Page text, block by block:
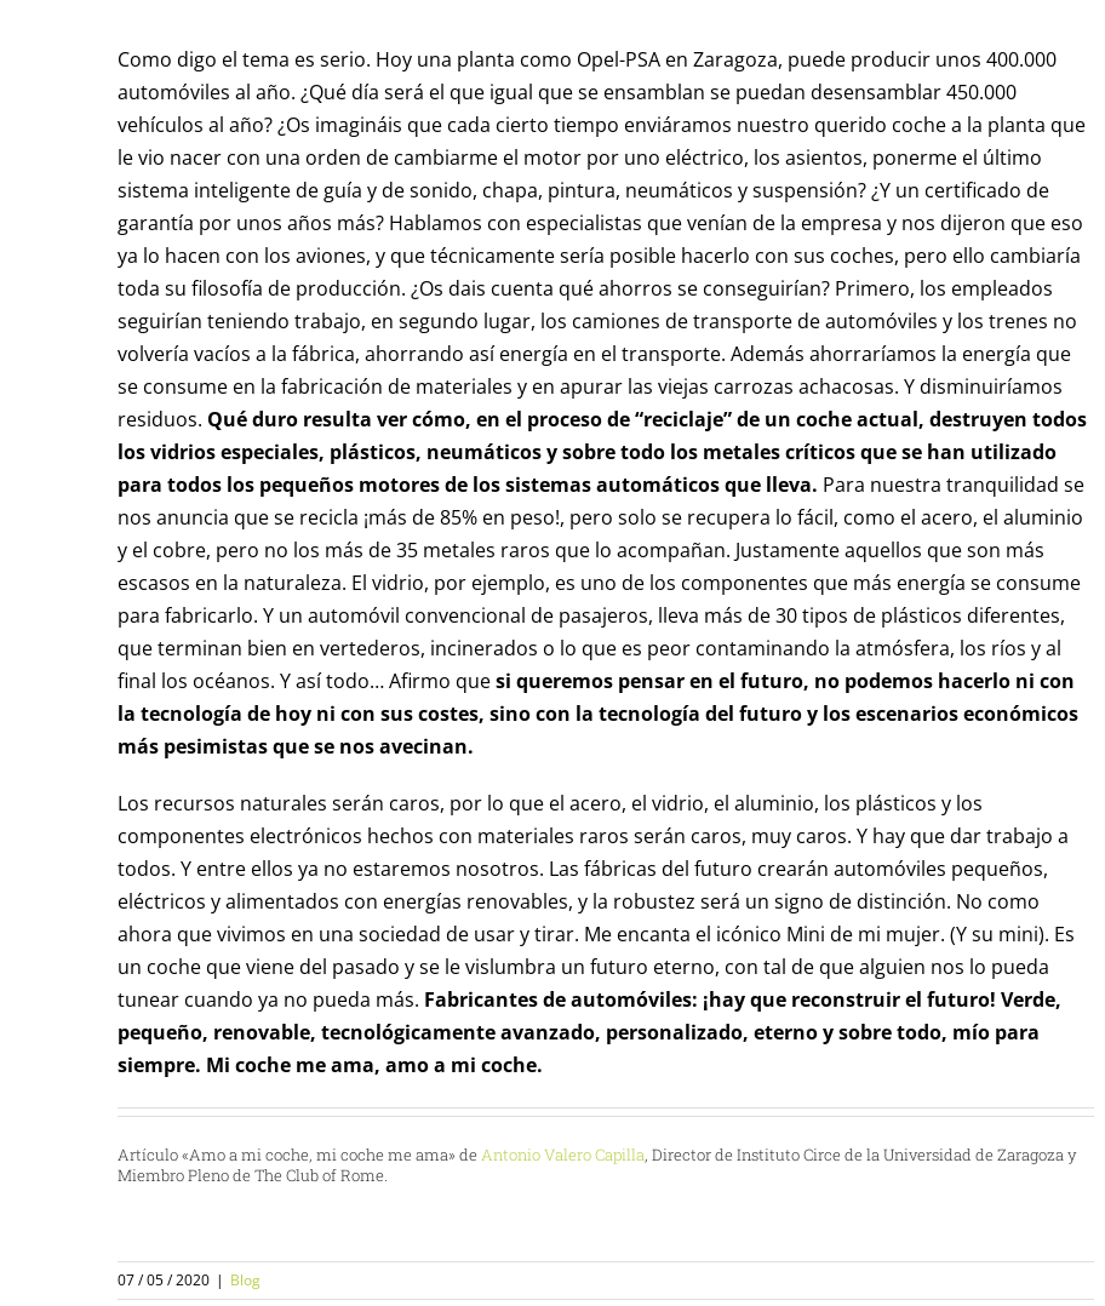
Como digo el tema es serio. Hoy una planta como Opel-PSA en Zaragoza, puede producir unos 400.000
automóviles al año. ¿Qué día será el que igual que se ensamblan se puedan desensamblar 450.000
vehículos al año? ¿Os imagináis que cada cierto tiempo enviáramos nuestro querido coche a la planta que
le vio nacer con una orden de cambiarme el motor por uno eléctrico, los asientos, ponerme el último
sistema inteligente de guía y de sonido, chapa, pintura, neumáticos y suspensión? ¿Y un certificado de
garantía por unos años más? Hablamos con especialistas que venían de la empresa y nos dijeron que eso
ya lo hacen con los aviones, y que técnicamente sería posible hacerlo con sus coches, pero ello cambiaría
toda su filosofía de producción. ¿Os dais cuenta qué ahorros se conseguirían? Primero, los empleados
seguirían teniendo trabajo, en segundo lugar, los camiones de transporte de automóviles y los trenes no
volvería vacíos a la fábrica, ahorrando así energía en el transporte. Además ahorraríamos la energía que
se consume en la fabricación de materiales y en apurar las viejas carrozas achacosas. Y disminuiríamos
residuos. Qué duro resulta ver cómo, en el proceso de “reciclaje” de un coche actual, destruyen todos
los vidrios especiales, plásticos, neumáticos y sobre todo los metales críticos que se han utilizado
para todos los pequeños motores de los sistemas automáticos que lleva. Para nuestra tranquilidad se
nos anuncia que se recicla ¡más de 85% en peso!, pero solo se recupera lo fácil, como el acero, el aluminio
y el cobre, pero no los más de 35 metales raros que lo acompañan. Justamente aquellos que son más
escasos en la naturaleza. El vidrio, por ejemplo, es uno de los componentes que más energía se consume
para fabricarlo. Y un automóvil convencional de pasajeros, lleva más de 30 tipos de plásticos diferentes,
que terminan bien en vertederos, incinerados o lo que es peor contaminando la atmósfera, los ríos y al
final los océanos. Y así todo… Afirmo quesi queremos pensar en el futuro, no podemos hacerlo ni con
la tecnología de hoy ni con sus costes, sino con la tecnología del futuro y los escenarios económicos
más pesimistas que se nos avecinan.
Los recursos naturales serán caros, por lo que el acero, el vidrio, el aluminio, los plásticos y los
componentes electrónicos hechos con materiales raros serán caros, muy caros. Y hay que dar trabajo a
todos. Y entre ellos ya no estaremos nosotros. Las fábricas del futuro crearán automóviles pequeños,
eléctricos y alimentados con energías renovables, y la robustez será un signo de distinción. No como
ahora que vivimos en una sociedad de usar y tirar. Me encanta el icónico Mini de mi mujer. (Y su mini). Es
un coche que viene del pasado y se le vislumbra un futuro eterno, con tal de que alguien nos lo pueda
tunear cuando ya no pueda más. Fabricantes de automóviles: ¡hay que reconstruir el futuro! Verde,
pequeño, renovable, tecnológicamente avanzado, personalizado, eterno y sobre todo, mío para
siempre. Mi coche me ama, amo a mi coche.
Artículo «Amo a mi coche, mi coche me ama» de Antonio Valero Capilla, Director de Instituto Circe de la Universidad de Zaragoza y
Miembro Pleno de The Club of Rome.
07 / 05 / 2020 | Blog